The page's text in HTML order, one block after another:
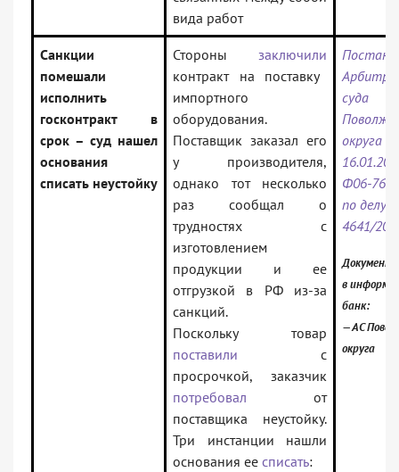
вида работ
Санкции
помешали
исполнить
госконтракт в
срок – суд нашел
основания
списать неустойку
Стороны заключили
контракт на поставку
импортного
оборудования.
Поставщик заказал его
у производителя,
однако тот несколько
раз сообщал о
трудностях с
изготовлением
продукции и ее
отгрузкой в РФ из-за
санкций.
Поскольку товар
поставили с
просрочкой, заказчик
потребовал от
поставщика неустойку.
Три инстанции нашли
основания ее списать:
суда
округа
Ф06-
по делу
4641/
Документ
в
банк:
— АС
округа